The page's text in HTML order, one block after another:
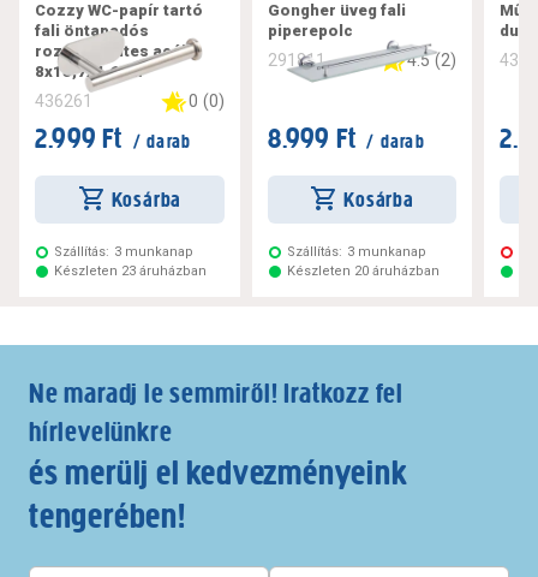
Cozzy WC-papír tartó
fali öntapadós
rozsdamentes acél
8x15,7x4,6cm
436261 0 (0)
2.999 Ft / darab
Kosárba
Szállítás: 3 munkanap
Készleten 23 áruházban
Gongher üveg fali
piperepolc
291811 4.5 (2)
8.999 Ft / darab
Kosárba
Szállítás: 3 munkanap
Készleten 20 áruházban
Ne maradj le semmiről! Iratkozz fel
hírlevelünkre
és merülj el kedvezményeink
tengerében!